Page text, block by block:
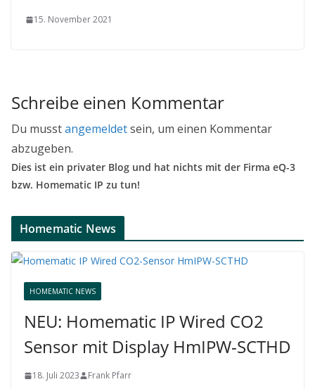
15. November 2021
Schreibe einen Kommentar
Du musstangemeldetsein, um einen Kommentar
abzugeben.
Dies ist ein privater Blog und hat nichts mit der Firma eQ-3
bzw. Homematic IP zu tun!
Homematic News
HOMEMATIC NEWS
NEU: Homematic IP Wired CO2
Sensor mit Display HmIPW-SCTHD
18. Juli 2023 Frank Pfarr